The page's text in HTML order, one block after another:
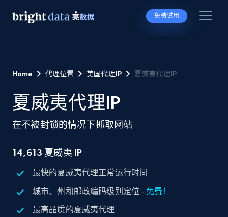
免费试用
Home 代理位置 美国代理IP 夏威夷代理IP
夏威夷代理IP
在不被封锁的情况下抓取网站
14,613 夏威夷 IP
最快的夏威夷代理正常运行时间
城市、州和邮政编码级别定位 - 免费！
最高品质的夏威夷代理